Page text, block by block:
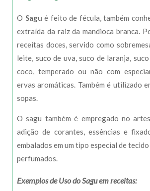
O Sagu é feito de fécula, também
extraída da raiz da mandioca branca.
receitas doces, servido como
leite, suco de uva, suco de laranja,
coco, temperado ou não com
ervas aromáticas. Também é utilizado
sopas.
O sagu também é empregado no
adição de corantes, essências e
embalados em um tipo especial de
perfumados.
Exemplos de Uso do Sagu em receitas: